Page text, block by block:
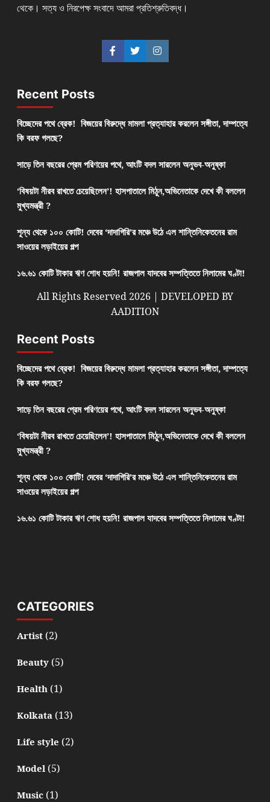
থেকে। সত্য ও নিরপেক্ষ সংবাদে আমরা প্রতিশ্রুতিবদ্ধ।
Recent Posts
বিচ্ছেদের পথে ব্রেক! বিজয়ের বিরুদ্ধে মামলা প্রত্যাহার করলেন সঙ্গীতা, দাম্পত্যে
কি বরফ গলছে?
সাড়ে তিন বছরের প্রেম পরিণয়ের পথে, আংটি বদল সারলেন অনুভব-অনুষ্কা
‘বিষয়টা নীরব রাখতে চেয়েছিলেন’! হাসপাতালে মিঠুন,অভিনেতাকে দেখে কী বললেন
মুখ্যমন্ত্রী ?
শূন্য থেকে ১০০ কোটি! দেবের ‘দাদাগিরি’র মঞ্চে উঠে এল শান্তিনিকেতনের রাম
সাওয়ের লড়াইয়ের গল্প
১৬.৬১ কোটি টাকার ঋণ শোধ হয়নি! রাজপাল যাদবের সম্পত্তিতে নিলামের ঘণ্টা!
All Rights Reserved 2026 | DEVELOPED BY
AADITION
Recent Posts
বিচ্ছেদের পথে ব্রেক! বিজয়ের বিরুদ্ধে মামলা প্রত্যাহার করলেন সঙ্গীতা, দাম্পত্যে
কি বরফ গলছে?
সাড়ে তিন বছরের প্রেম পরিণয়ের পথে, আংটি বদল সারলেন অনুভব-অনুষ্কা
‘বিষয়টা নীরব রাখতে চেয়েছিলেন’! হাসপাতালে মিঠুন,অভিনেতাকে দেখে কী বললেন
মুখ্যমন্ত্রী ?
শূন্য থেকে ১০০ কোটি! দেবের ‘দাদাগিরি’র মঞ্চে উঠে এল শান্তিনিকেতনের রাম
সাওয়ের লড়াইয়ের গল্প
১৬.৬১ কোটি টাকার ঋণ শোধ হয়নি! রাজপাল যাদবের সম্পত্তিতে নিলামের ঘণ্টা!
CATEGORIES
Artist(2)
Beauty(5)
Health(1)
Kolkata(13)
Life style (2)
Model(5)
Music(1)